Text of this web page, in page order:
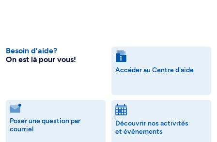
Besoin d’aide?
On est là pour vous!
Accéder au Centre d'aide
Poser une question par
courriel
Découvrir nos activités
et événements